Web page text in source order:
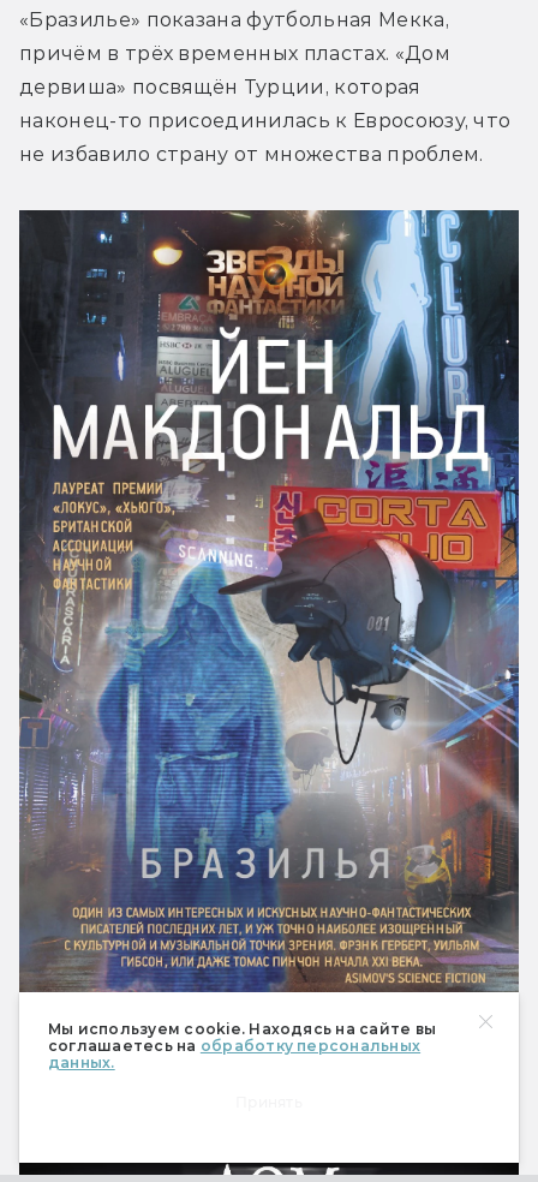
Мы используем cookie. Находясь на сайте вы
соглашаетесь на обработку персональных
данных.
«Бразилье» показана футбольная Мекка,
причём в трёх временных пластах. «Дом
дервиша» посвящён Турции, которая
наконец-то присоединилась к Евросоюзу, что
не избавило страну от множества проблем.